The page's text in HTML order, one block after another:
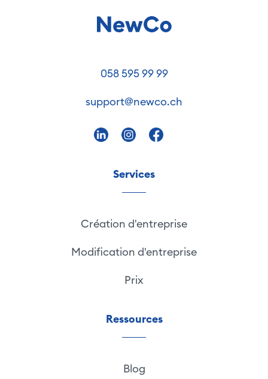
058 595 99 99
support@newco.ch
Services
Création d'entreprise
Modification d'entreprise
Prix
Ressources
Blog